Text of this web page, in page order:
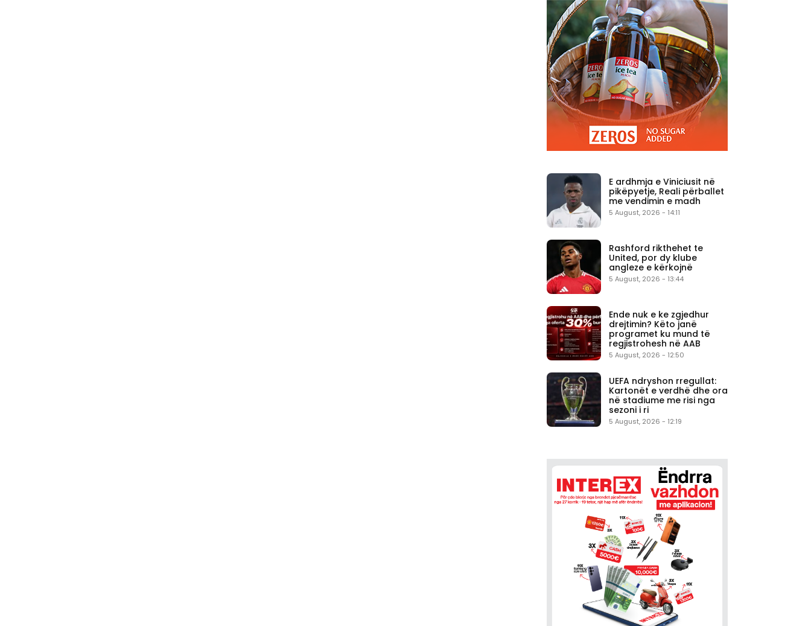
E ardhmja e Viniciusit në
pikëpyetje, Reali përballet
me vendimin e madh
5 August, 2026 - 14:11
Rashford rikthehet te
United, por dy klube
angleze e kërkojnë
5 August, 2026 - 13:44
Ende nuk e ke zgjedhur
drejtimin? Këto janë
programet ku mund të
regjistrohesh në AAB
5 August, 2026 - 12:50
UEFA ndryshon rregullat:
Kartonët e verdhë dhe ora
në stadiume me risi nga
sezoni i ri
5 August, 2026 - 12:19